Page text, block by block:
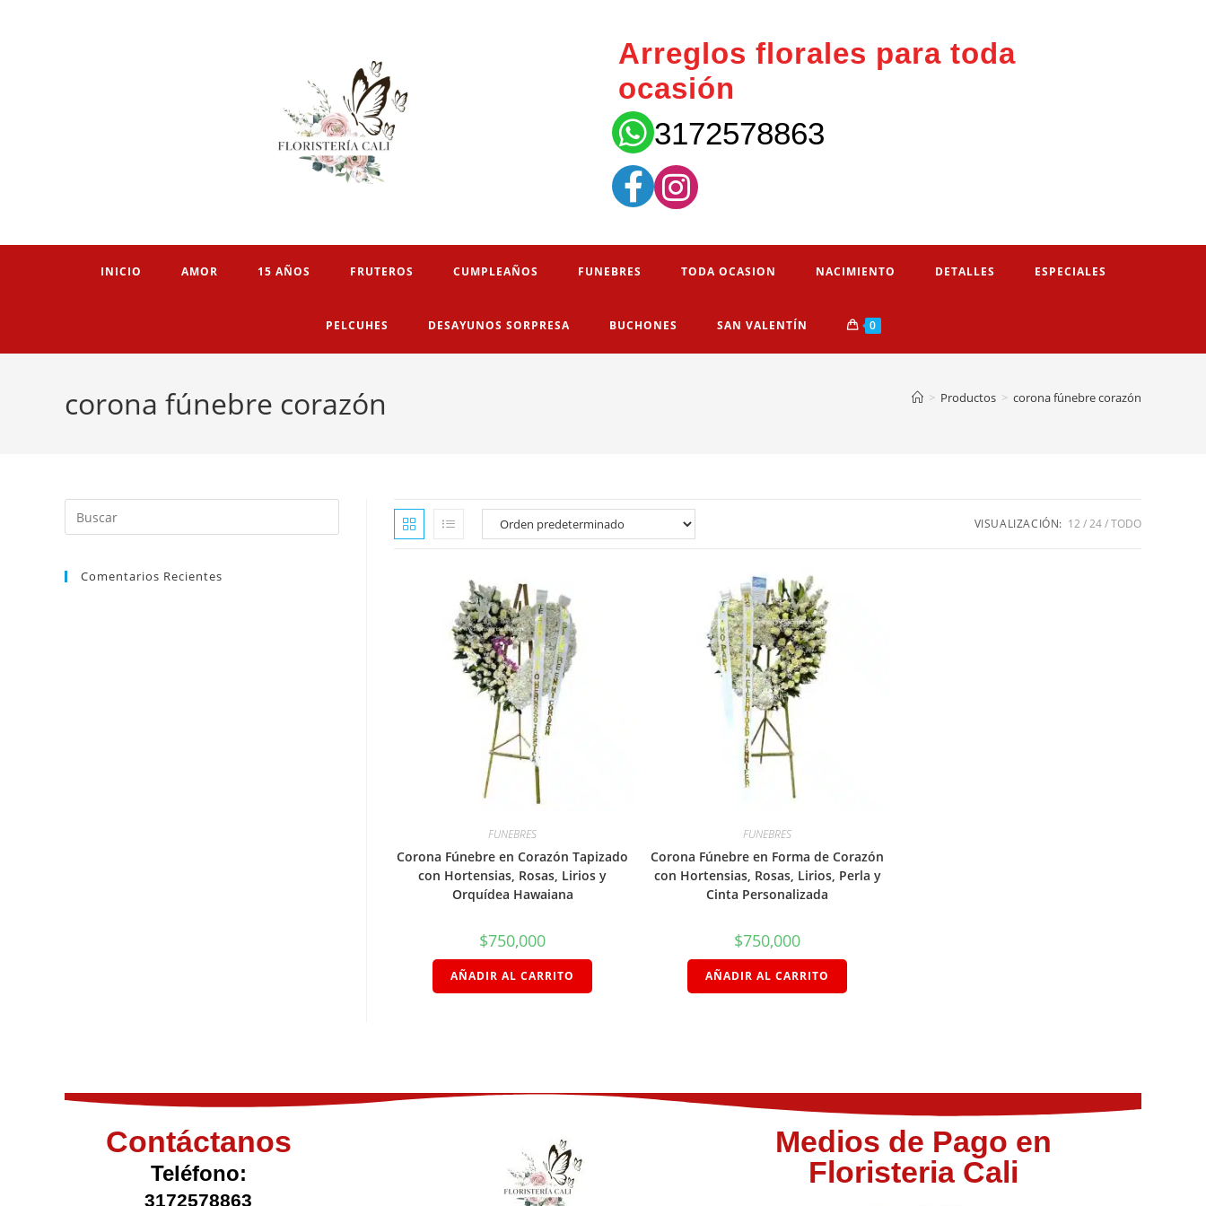
Arreglos florales para toda
ocasión
3172578863
INICIO AMOR 15 AÑOS FRUTEROS CUMPLEAÑOS FUNEBRES TODA OCASION NACIMIENTO DETALLES ESPECIALES
PELCUHES DESAYUNOS SORPRESA BUCHONES SAN VALENTÍN 0
corona fúnebre corazón > Productos > corona fúnebre corazón
VISUALIZACIÓN: 12 24 TODO
FUNEBRES
Corona Fúnebre en Corazón Tapizado
con Hortensias, Rosas, Lirios y
Orquídea Hawaiana
$750,000
AÑADIR AL CARRITO
FUNEBRES
Corona Fúnebre en Forma de Corazón
con Hortensias, Rosas, Lirios, Perla y
Cinta Personalizada
$750,000
AÑADIR AL CARRITO
Comentarios Recientes
Contáctanos
Teléfono:
3172578863
Medios de Pago en
Floristeria Cali